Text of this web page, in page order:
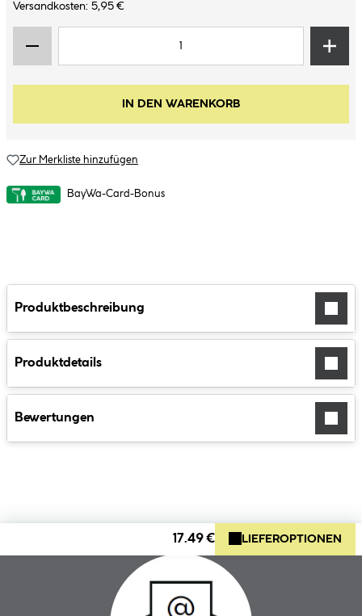
Versandkosten: 5,95 €
IN DEN WARENKORB
Zur Merkliste hinzufügen
BayWa-Card-Bonus
Produktbeschreibung
Produktdetails
Bewertungen
17.49 € LIEFEROPTIONEN